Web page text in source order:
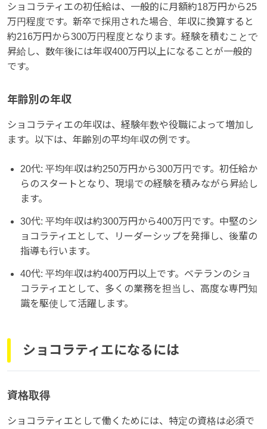
ショコラティエの初任給は、一般的に月額約18万円から25
万円程度です。新卒で採用された場合、年収に換算すると
約216万円から300万円程度となります。経験を積むことで
昇給し、数年後には年収400万円以上になることが一般的
です。
年齢別の年収
ショコラティエの年収は、経験年数や役職によって増加し
ます。以下は、年齢別の平均年収の例です。
20代: 平均年収は約250万円から300万円です。初任給か
らのスタートとなり、現場での経験を積みながら昇給し
ます。
30代: 平均年収は約300万円から400万円です。中堅のシ
ョコラティエとして、リーダーシップを発揮し、後輩の
指導も行います。
40代: 平均年収は約400万円以上です。ベテランのショ
コラティエとして、多くの業務を担当し、高度な専門知
識を駆使して活躍します。
ショコラティエになるには
資格取得
ショコラティエとして働くためには、特定の資格は必須で